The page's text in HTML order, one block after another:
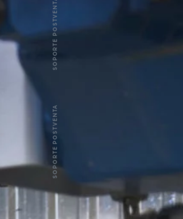
SOPORTE POSTVENTA
SOPORTE POSTVENTA